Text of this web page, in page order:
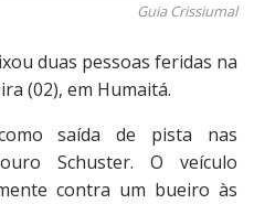
Guia Crissiumal
duas pessoas feridas na
(02), em Humaitá.
saída de pista nas
Schuster. O veículo
contra um bueiro às